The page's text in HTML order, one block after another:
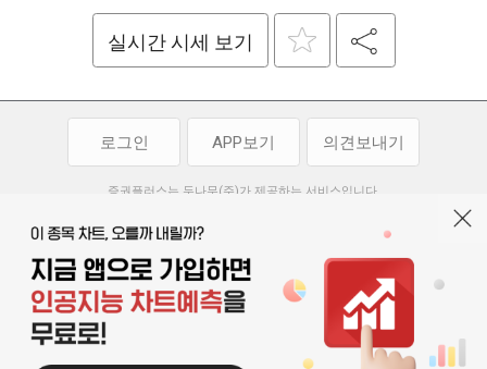
실시간 시세 보기
로그인 APP보기 의견보내기
증권플러스는 두나무(주)가 제공하는 서비스입니다.
투자 참고사항이며, 정보 제공 과정에서 오류나 지연이 발생할 수 있습니다.
두나무(주)는 제공된 정보에 의한 투자 결과에 대하여 법적인 책임을
부담하지 않습니다. 본 서비스에서 제공되는 정보의 무단 배포를 금합니다.
이용약관 | 청소년보호정책 개인정보처리방침
기사배열 기본방침 | 고객센터 |
오픈소스 라이선스
서울특별시 서초구 강남대로 369, 15층
사업자 등록번호 119-86-54968